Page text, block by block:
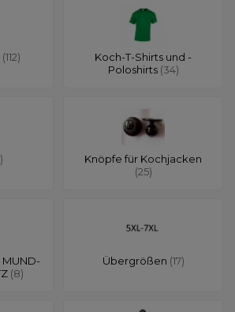
(112)
Koch-T-Shirts und -
Poloshirts (34)
Knöpfe für Kochjacken
(25)
(8)
Übergrößen (17)